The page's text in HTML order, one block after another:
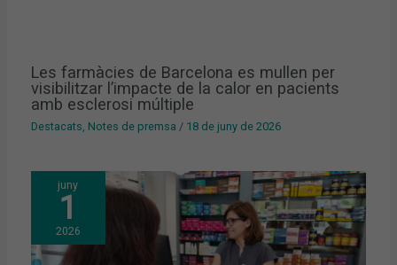
Les farmàcies de Barcelona es mullen per
visibilitzar l’impacte de la calor en pacients
amb esclerosi múltiple
Destacats, Notes de premsa / 18 de juny de 2026
juny
1
2026